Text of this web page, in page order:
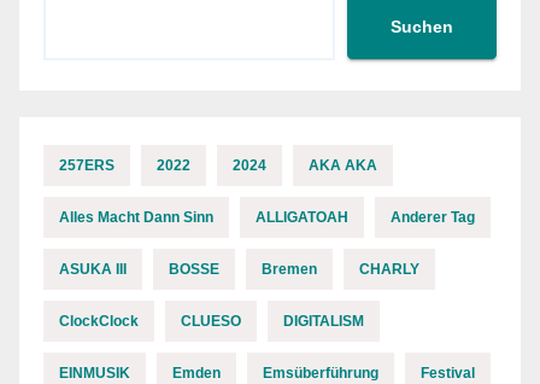
Suchen
257ERS 2022 2024 AKA AKA
Alles Macht Dann Sinn ALLIGATOAH Anderer Tag
ASUKA III BOSSE Bremen CHARLY
ClockClock CLUESO DIGITALISM
EINMUSIK Emden Emsüberführung Festival